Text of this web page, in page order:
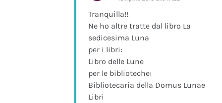
Tranquilla!!
Ne ho altre tratte dal libro La
sedicesima Luna
per i libri:
Libro delle Lune
per le biblioteche:
Bibliotecaria della Domus Lunae
Libri